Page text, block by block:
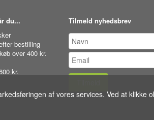
du...
bestilling
over 400 kr.
kr.
Tilmeld nyhedsbrev
af vores services. Ved at klikke